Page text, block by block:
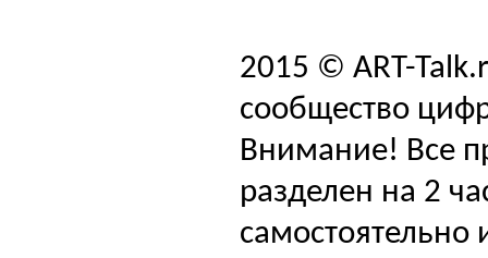
2015 © ART-
сообщество
Внимание! Все
разделен на 2
самостоятельно